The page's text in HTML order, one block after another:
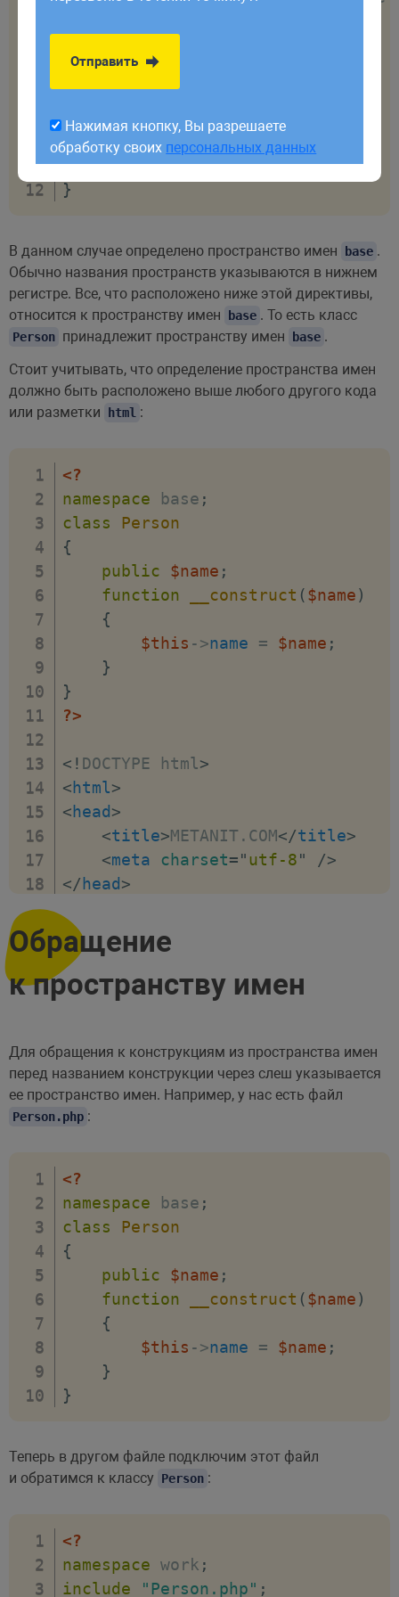
private
function
$this->name = $name
}
}
В данном случае определено пространство имен base .
Обычно названия пространств указываются в нижнем
регистре. Все, что расположено ниже этой директивы,
относится к пространству имен
base . То есть класс
Person принадлежит пространству имен base .
Стоит учитывать, что определение пространства имен
должно быть расположено выше любого другого кода
или разметки
html :
<?
namespace
base ;
class
Person
{
public
$name ;
function
__construct ($name)
{
$this ->name = $name ;
}
}
?>
<! DOCTYPE html>
<html>
<head>
<title>METANIT.COM</title>
<meta charset="utf-8"
/>
</head>
<?
$tom
= new
echo $tom->name;
?>
</html>
Обращение
к пространству имен
Для обращения к конструкциям из пространства имен
перед названием конструкции через слеш указывается
ее пространство имен. Например, у нас есть файл
Person.php :
<?
namespace
base ;
class
Person
{
public
$name ;
function
__construct ($name)
{
$this ->name = $name ;
}
}
Теперь в другом файле подключим этот файл
и обратимся к классу
Person :
<?
namespace work ;
include
"Person.php" ;
обработку своихперсональных данных
Отправить
Нажимая кнопку, Вы разрешаете
обработку своих персональных данных